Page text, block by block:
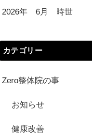
2026年 6月 時世
カテゴリー
Zero整体院の事
お知らせ
健康改善